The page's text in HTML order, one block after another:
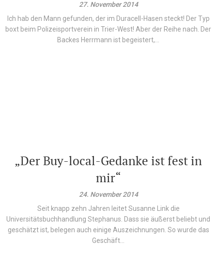
27. November 2014
Ich hab den Mann gefunden, der im Duracell-Hasen steckt! Der Typ
boxt beim Polizeisportverein in Trier-West! Aber der Reihe nach. Der
Backes Herrmann ist begeistert,...
„Der Buy-local-Gedanke ist fest in
mir“
24. November 2014
Seit knapp zehn Jahren leitet Susanne Link die
Universitätsbuchhandlung Stephanus. Dass sie äußerst beliebt und
geschätzt ist, belegen auch einige Auszeichnungen. So wurde das
Geschäft...